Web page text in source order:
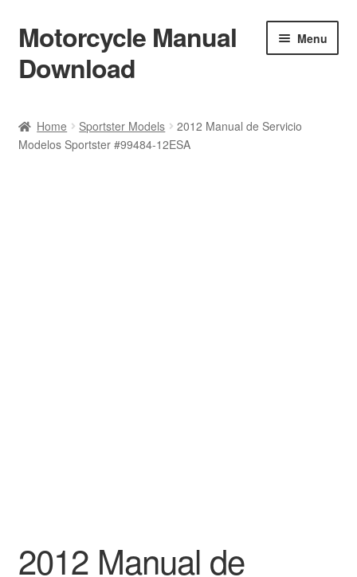
Skip
to
navigation
Skip
to
content
Motorcycle Manual
Download
Menu
Shop
Home Sportster Models
2012 Manual de Servicio
Modelos Sportster #99484-12ESA
2012 Manual de